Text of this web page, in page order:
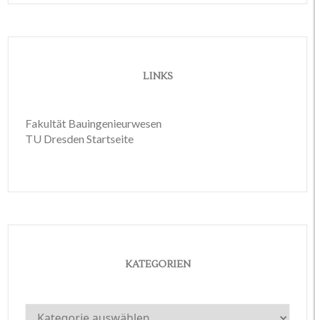
LINKS
Fakultät Bauingenieurwesen
TU Dresden Startseite
KATEGORIEN
Kategorien